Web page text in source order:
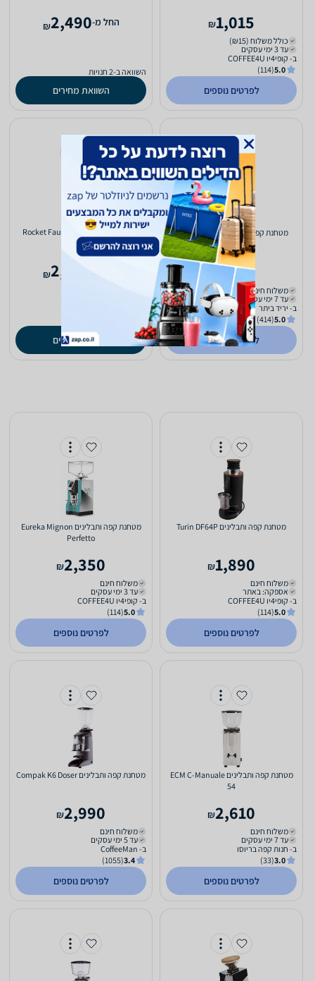
1,015
₪
כולל משלוח (₪15)
עד 3 ימי עסקים
ב- קופי4יו COFFEE4U
5.0
(114)
לפרטים נוספים
‫החל מ-2,490
₪
השוואה ב-2 חנויות
השוואת מחירים
מטחנת ‏קפה ותבלינים Ascaso i-mini
4.0
(2)
1,690
משלוח חינם
עד 7 ימי עסקים
ב- יריד ביתר
5.0
(414)
לפרטים נוספים
מטחנת ‏קפה ותבלינים Rocket Fausto
Grinder
2,890
₪
השוואת מחירים
מטחנת ‏קפה ותבלינים Turin DF64P
1,890
₪
משלוח חינם
אספקה: באתר
ב- קופי4יו COFFEE4U
5.0
(114)
לפרטים נוספים
מטחנת ‏קפה ותבלינים Eureka Mignon
Perfetto
2,350
₪
משלוח חינם
עד 3 ימי עסקים
ב- קופי4יו COFFEE4U
5.0
(114)
לפרטים נוספים
מטחנת ‏קפה ותבלינים ECM C-Manuale
54
2,610
₪
משלוח חינם
עד 7 ימי עסקים
ב- חנות קפה בריוסו
3.0
(33)
לפרטים נוספים
מטחנת ‏קפה ותבלינים Compak K6 Doser
2,990
₪
משלוח חינם
עד 5 ימי עסקים
ב- CoffeeMan
3.4
(1055)
לפרטים נוספים